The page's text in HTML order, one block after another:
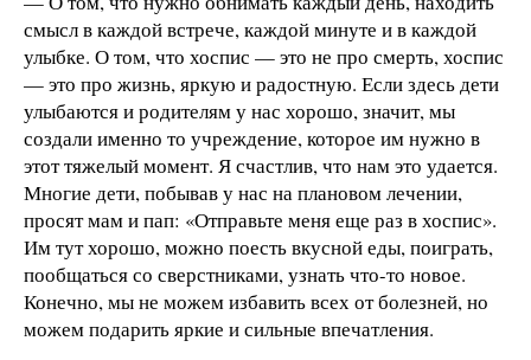
смысл в каждой встрече, каждой минуте и в каждой
улыбке. О том, что хоспис — это не про смерть, хоспис
— это про жизнь, яркую и радостную. Если здесь дети
улыбаются и родителям у нас хорошо, значит, мы
создали именно то учреждение, которое им нужно в
этот тяжелый момент. Я счастлив, что нам это удается.
Многие дети, побывав у нас на плановом лечении,
просят мам и пап: «Отправьте меня еще раз в хоспис».
Им тут хорошо, можно поесть вкусной еды, поиграть,
пообщаться со сверстниками, узнать что-то новое.
Конечно, мы не можем избавить всех от болезней, но
можем подарить яркие и сильные впечатления.